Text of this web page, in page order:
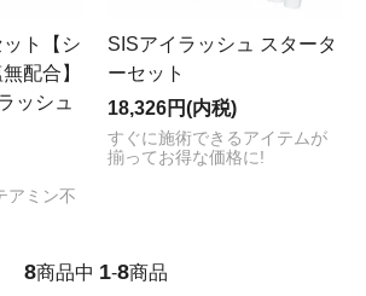
ット【シ
配合】
ッシュ
アミン不
SISアイラッシュ スタータ
ーセット
18,326円(内税)
すぐに施術できるアイテムが
揃ってお得な価格に!
8商品中 1-8商品